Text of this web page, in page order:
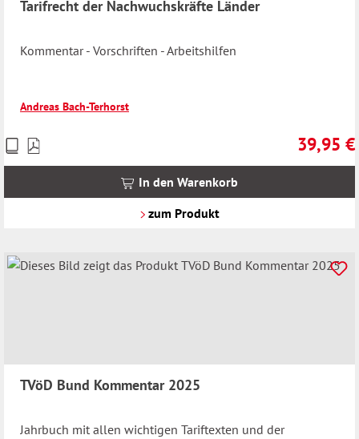
Tarifrecht der Nachwuchskräfte Länder
Kommentar - Vorschriften - Arbeitshilfen
Andreas Bach-Terhorst
39,95 €
Preise
inkl.
In den Warenkorb
zum Produkt
TVöD Bund Kommentar 2025
Jahrbuch mit allen wichtigen Tariftexten und der